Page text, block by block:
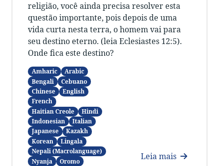
religião, você ainda precisa resolver esta
questão importante, pois depois de uma
vida curta nesta terra, o homem vai para
seu destino eterno. (leia Eclesiastes 12:5).
Onde fica este destino?
Amharic
Arabic
Bengali
Cebuano
Chinese
English
French
Haitian Creole
Hindi
Indonesian
Italian
Japanese
Kazakh
Korean
Lingala
Nepali (Macrolanguage)
Nyanja
Oromo
Leia mais